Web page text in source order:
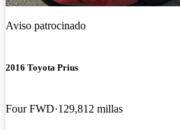
Aviso patrocinado
2016 Toyota Prius
Four FWD 129,812 millas